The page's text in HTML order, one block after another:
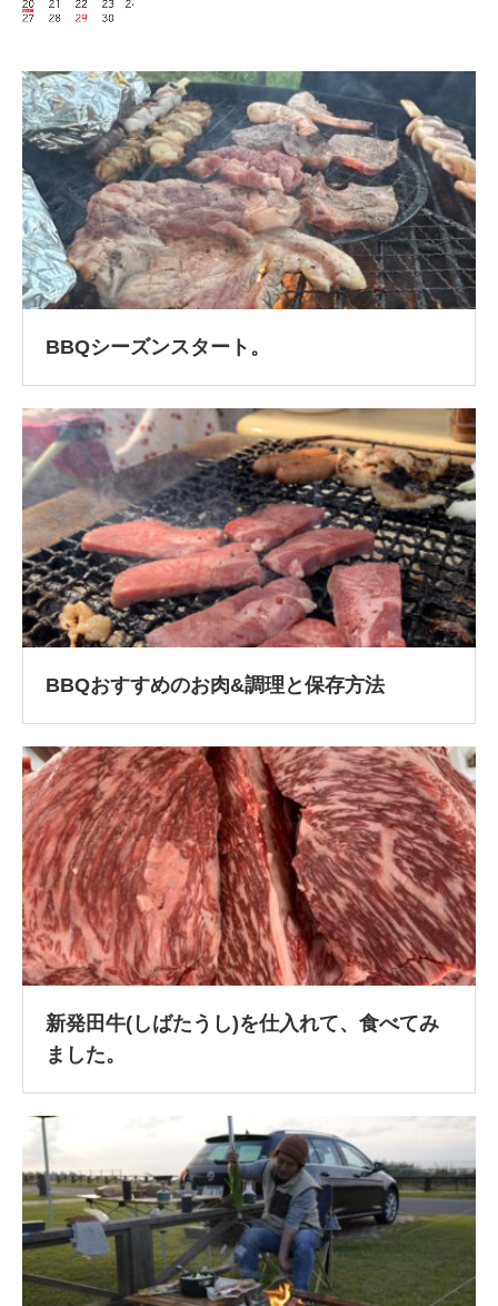
BBQシーズンスタート。
BBQおすすめのお肉&調理と保存方法
新発田牛(しばたうし)を仕入れて、食べてみ
ました。